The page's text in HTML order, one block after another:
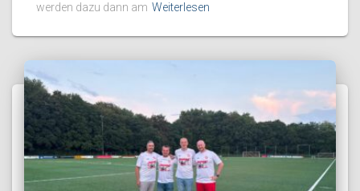
werden dazu dann am Weiterlesen